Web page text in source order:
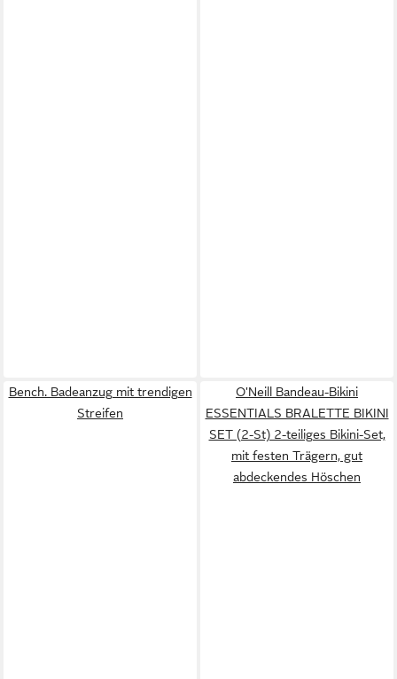
Bench. Badeanzug mit trendigen
Streifen
O'Neill Bandeau-Bikini
ESSENTIALS BRALETTE BIKINI
SET (2-St) 2-teiliges Bikini-Set,
mit festen Trägern, gut
abdeckendes Höschen